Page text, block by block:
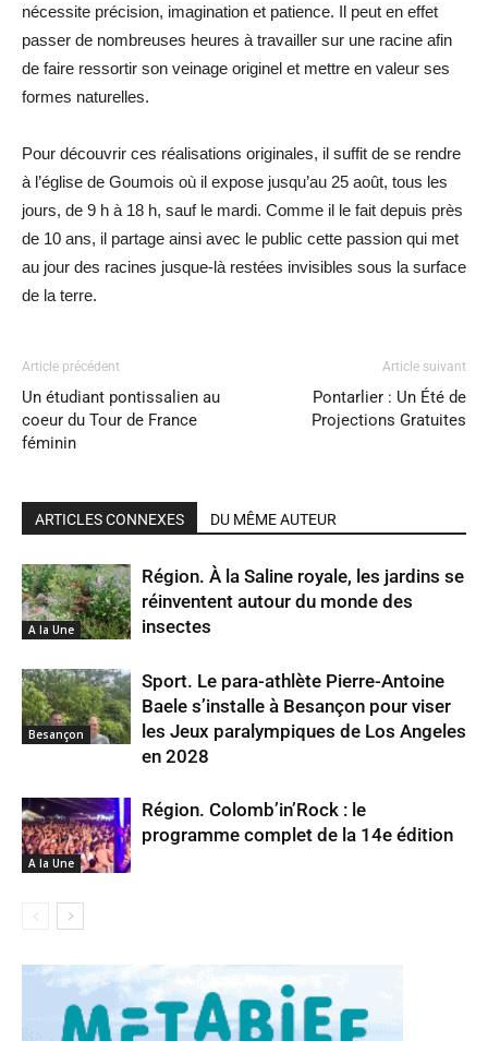
nécessite précision, imagination et patience. Il peut en effet
passer de nombreuses heures à travailler sur une racine afin
de faire ressortir son veinage originel et mettre en valeur ses
formes naturelles.
Pour découvrir ces réalisations originales, il suffit de se rendre
à l’église de Goumois où il expose jusqu’au 25 août, tous les
jours, de 9 h à 18 h, sauf le mardi. Comme il le fait depuis près
de 10 ans, il partage ainsi avec le public cette passion qui met
au jour des racines jusque-là restées invisibles sous la surface
de la terre.
Article précédent
Un étudiant pontissalien au
coeur du Tour de France
féminin
Article suivant
Pontarlier : Un Été de
Projections Gratuites
ARTICLES CONNEXES DU MÊME AUTEUR
A la Une
Région. À la Saline royale, les jardins se
réinventent autour du monde des
insectes
Besançon
Sport. Le para-athlète Pierre-Antoine
Baele s’installe à Besançon pour viser
les Jeux paralympiques de Los Angeles
en 2028
A la Une
Région. Colomb’in’Rock : le
programme complet de la 14e édition